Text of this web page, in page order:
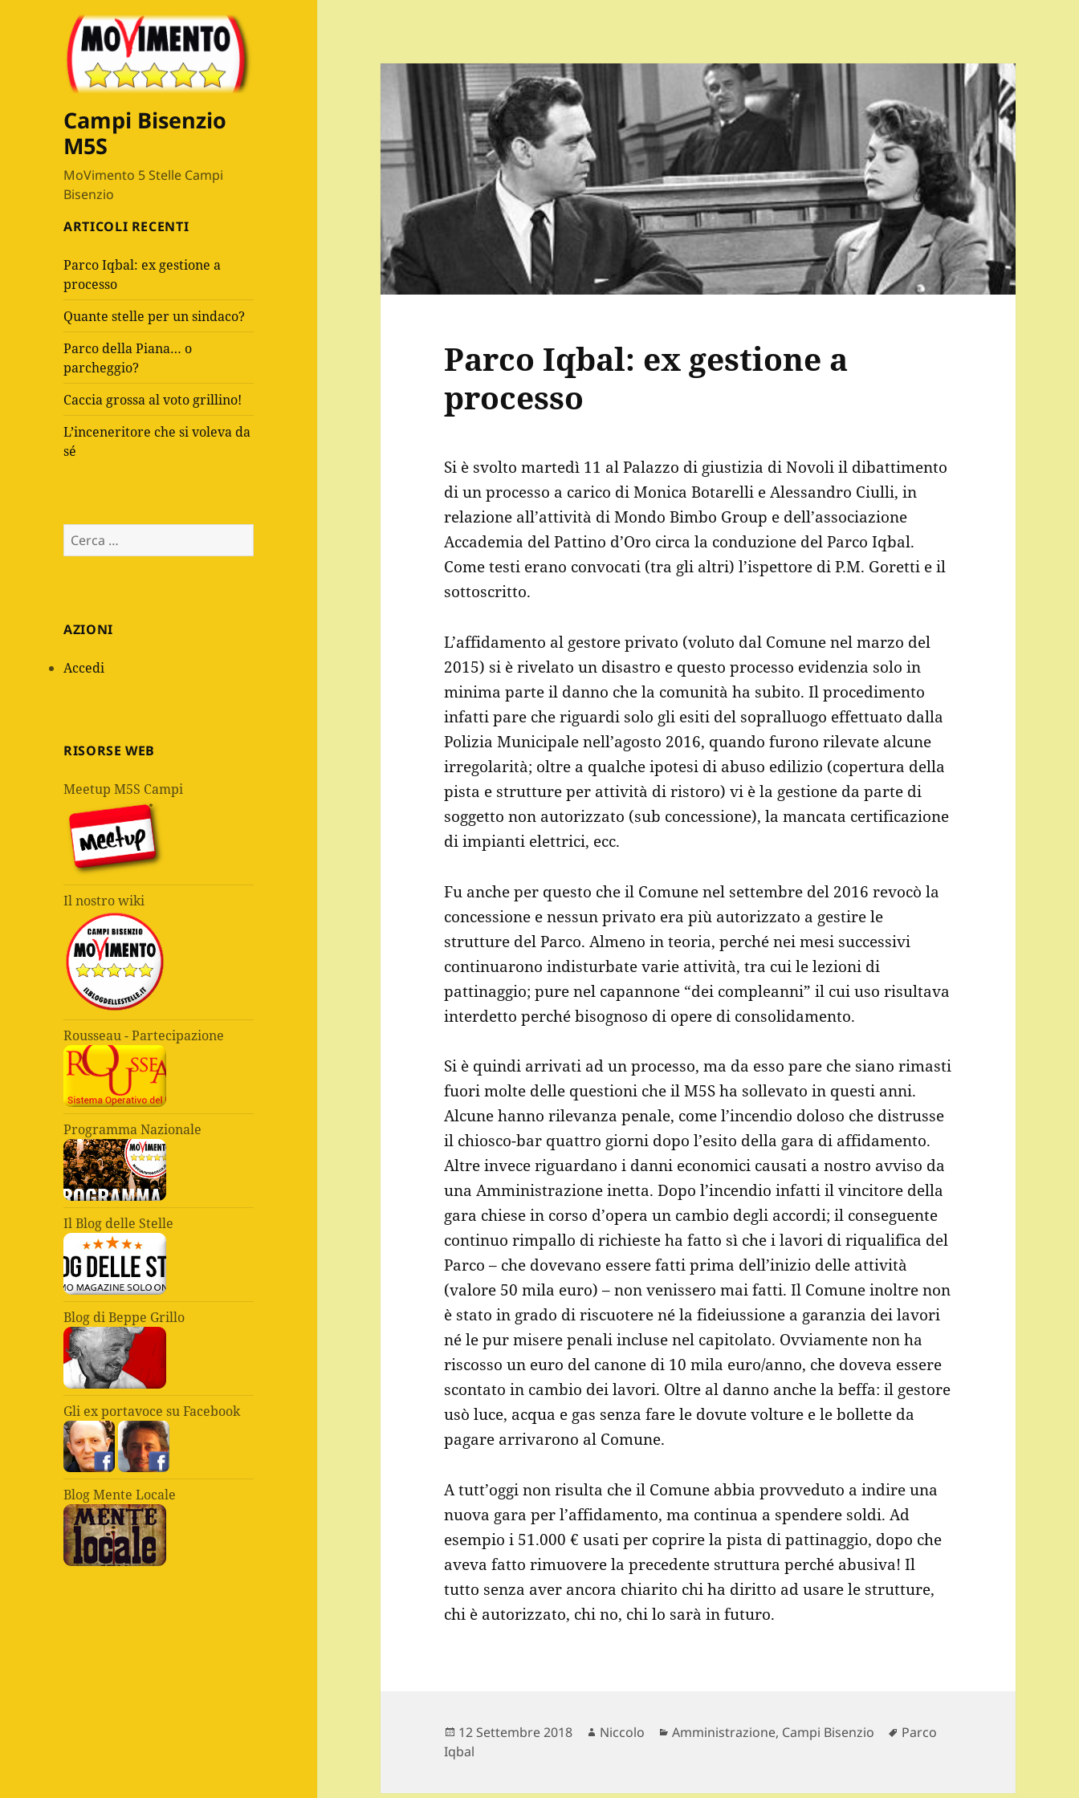
Campi Bisenzio
M5S
MoVimento 5 Stelle Campi
Bisenzio
ARTICOLI RECENTI
Parco Iqbal: ex gestione a
processo
Quante stelle per un sindaco?
Parco della Piana… o
parcheggio?
Caccia grossa al voto grillino!
L’inceneritore che si voleva da
sé
Ricerca
per:
AZIONI
Accedi
RISORSE WEB
Meetup M5S Campi
Il nostro wiki
Rousseau - Partecipazione
Programma Nazionale
Il Blog delle Stelle
Blog di Beppe Grillo
Gli ex portavoce su Facebook
Blog Mente Locale
Parco Iqbal: ex gestione a
processo
Si è svolto martedì 11 al Palazzo di giustizia di Novoli il dibattimento
di un processo a carico di Monica Botarelli e Alessandro Ciulli, in
relazione all’attività di Mondo Bimbo Group e dell’associazione
Accademia del Pattino d’Oro circa la conduzione del Parco Iqbal.
Come testi erano convocati (tra gli altri) l’ispettore di P.M. Goretti e il
sottoscritto.
L’affidamento al gestore privato (voluto dal Comune nel marzo del
2015) si è rivelato un disastro e questo processo evidenzia solo in
minima parte il danno che la comunità ha subito. Il procedimento
infatti pare che riguardi solo gli esiti del sopralluogo effettuato dalla
Polizia Municipale nell’agosto 2016, quando furono rilevate alcune
irregolarità; oltre a qualche ipotesi di abuso edilizio (copertura della
pista e strutture per attività di ristoro) vi è la gestione da parte di
soggetto non autorizzato (sub concessione), la mancata certificazione
di impianti elettrici, ecc.
Fu anche per questo che il Comune nel settembre del 2016 revocò la
concessione e nessun privato era più autorizzato a gestire le
strutture del Parco. Almeno in teoria, perché nei mesi successivi
continuarono indisturbate varie attività, tra cui le lezioni di
pattinaggio; pure nel capannone “dei compleanni” il cui uso risultava
interdetto perché bisognoso di opere di consolidamento.
Si è quindi arrivati ad un processo, ma da esso pare che siano rimasti
fuori molte delle questioni che il M5S ha sollevato in questi anni.
Alcune hanno rilevanza penale, come l’incendio doloso che distrusse
il chiosco-bar quattro giorni dopo l’esito della gara di affidamento.
Altre invece riguardano i danni economici causati a nostro avviso da
una Amministrazione inetta. Dopo l’incendio infatti il vincitore della
gara chiese in corso d’opera un cambio degli accordi; il conseguente
continuo rimpallo di richieste ha fatto sì che i lavori di riqualifica del
Parco – che dovevano essere fatti prima dell’inizio delle attività
(valore 50 mila euro) – non venissero mai fatti. Il Comune inoltre non
è stato in grado di riscuotere né la fideiussione a garanzia dei lavori
né le pur misere penali incluse nel capitolato. Ovviamente non ha
riscosso un euro del canone di 10 mila euro/anno, che doveva essere
scontato in cambio dei lavori. Oltre al danno anche la beffa: il gestore
usò luce, acqua e gas senza fare le dovute volture e le bollette da
pagare arrivarono al Comune.
A tutt’oggi non risulta che il Comune abbia provveduto a indire una
nuova gara per l’affidamento, ma continua a spendere soldi. Ad
esempio i 51.000 € usati per coprire la pista di pattinaggio, dopo che
aveva fatto rimuovere la precedente struttura perché abusiva! Il
tutto senza aver ancora chiarito chi ha diritto ad usare le strutture,
chi è autorizzato, chi no, chi lo sarà in futuro.
Scritto
il
12 Settembre 2018 Autore
Niccolo Categorie
Amministrazione, Campi Bisenzio Tag
Parco
Iqbal